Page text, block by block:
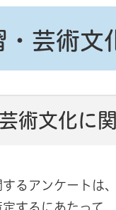
芸術文
術文化に
るアンケートは
するにあたって